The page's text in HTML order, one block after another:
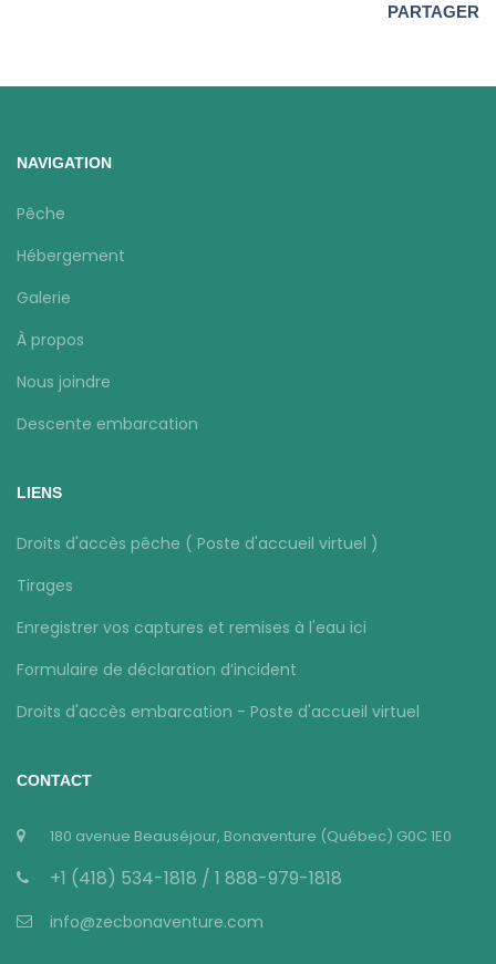
PARTAGER
NAVIGATION
Pêche
Hébergement
Galerie
À propos
Nous joindre
Descente embarcation
LIENS
Droits d'accès pêche ( Poste d'accueil virtuel )
Tirages
Enregistrer vos captures et remises à l'eau ici
Formulaire de déclaration d’incident
Droits d'accès embarcation - Poste d'accueil virtuel
CONTACT
180 avenue Beauséjour, Bonaventure (Québec) G0C 1E0
+1 (418) 534-1818 / 1 888-979-1818
info@zecbonaventure.com